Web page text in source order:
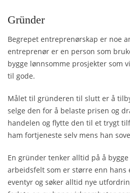
Gründer
Begrepet entreprenørskap er noe
entreprenør er en person som
bygge lønnsomme prosjekter som
til gode.
Målet til gründeren til slutt er å
selge den for å belaste prisen og
handelen og flytte den til et trygt
ham fortjeneste selv mens han
En gründer tenker alltid på å
arbeidsfelt som er større enn hans
eventyr og søker alltid nye